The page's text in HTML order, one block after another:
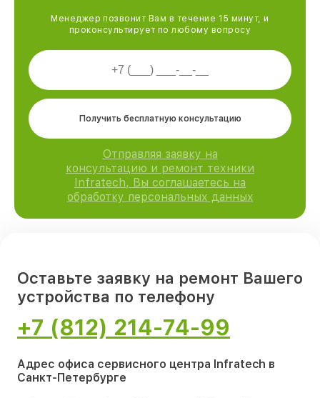
Менеджер позвонит Вам в течение 15 минут, и
проконсультирует по любому вопросу
Получить бесплатную консультацию
Отправляя заявку на
консультацию и ремонт техники
Infratech, Вы соглашаетесь на
обработку персональных данных
Оставьте заявку на ремонт Вашего
устройства по телефону
+7 (812) 214-74-99
Адрес офиса сервисного центра Infratech в
Санкт-Петербурге